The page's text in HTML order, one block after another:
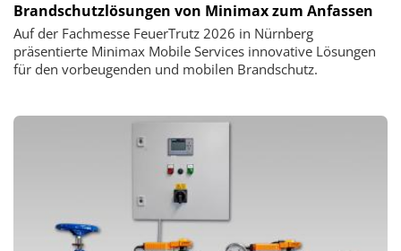
Brandschutzlösungen von Minimax zum Anfassen
Auf der Fachmesse FeuerTrutz 2026 in Nürnberg
präsentierte Minimax Mobile Services innovative Lösungen
für den vorbeugenden und mobilen Brandschutz.